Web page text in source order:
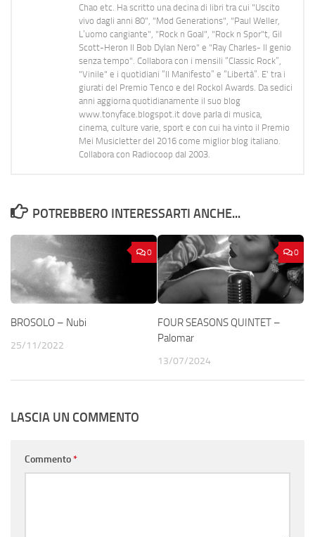
Chao etc. Ha scritto una decina di libri tra cui "Uscito
vivo dagli anni 80", "Mod Generations", "Paul Weller,
L’uomo cangiante", "Rock n Goal", "Rock n Spor"t, Gil
Scott-Heron Il Bob Dylan Nero" e "Ray Charles- Il genio
senza tempo". Collabora con i mensili “Classic Rock”,
"Vinile" e i quotidiani “Il Manifesto” e “Libertà”. E' tra i
giurati del Premio Tenco e del Rockol Awards. Da sedici
anni aggiorna quotidianamente il suo blog
www.tonyface.blogspot.it dove parla di musica,
cinema, culture varie, sport e con cui ha vinto il Premio
Mei Musicletter del 2016 come miglior blog italiano.
Collabora con Radiocoop dal 2003.
POTREBBERO INTERESSARTI ANCHE...
0
BROSOLO – Nubi
25/11/2022
0
FOUR SEASONS QUINTET –
Palomar
13/07/2024
LASCIA UN COMMENTO
Commento*